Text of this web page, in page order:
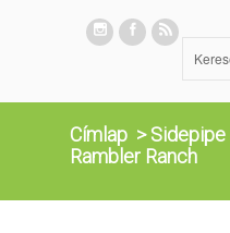
Címlap >Sidepipe
Rambler Ranch